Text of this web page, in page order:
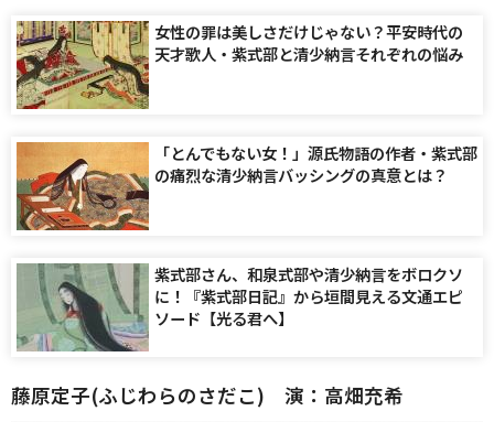
女性の罪は美しさだけじゃない？平安時代の
天才歌人・紫式部と清少納言それぞれの悩み
「とんでもない女！」源氏物語の作者・紫式部
の痛烈な清少納言バッシングの真意とは？
紫式部さん、和泉式部や清少納言をボロクソ
に！『紫式部日記』から垣間見える文通エピ
ソード【光る君へ】
藤原定子(ふじわらのさだこ) 演：高畑充希